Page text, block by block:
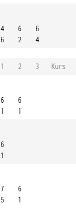
4
6
6
2
6
4
1 2 3
Kurs
6
1
6
1
6
1
7
5
6
1